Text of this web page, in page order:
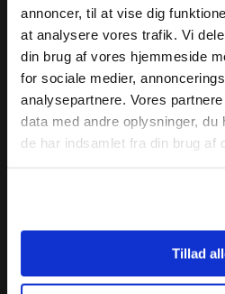
annoncer, til at vise dig
at analysere vores trafik. Vi
din brug af vores hjemmeside
for sociale medier,
analysepartnere. Vores
data med andre oplysninger, du
de har indsamlet fra din brug af
Tillad